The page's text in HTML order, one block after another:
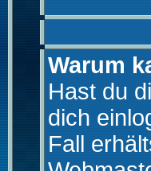
Warum
Hast du
dich
Fall